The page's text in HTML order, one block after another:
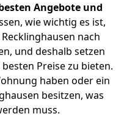
Angebote und
wie wichtig es ist,
nach
und deshalb setzen
Preise zu bieten.
haben oder ein
besitzen, was
muss.